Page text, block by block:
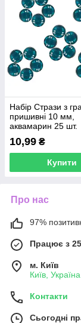
Набір Стрази з
пришивні 10 мм,
аквамарин 25 шт.
10,99 ₴
Купити
Про нас
97%
Працює з
м. Київ
Київ, Україна
Контакти
Сьогодні